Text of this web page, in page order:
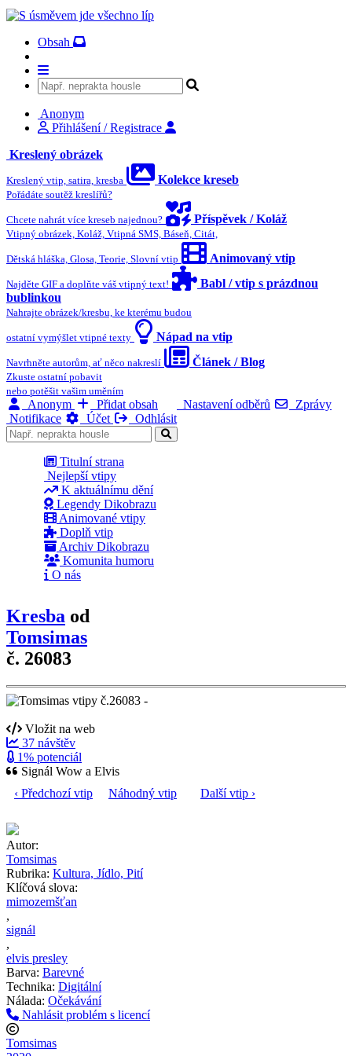
Obsah
Anonym
Přihlášení / Registrace
Kreslený obrázek
Kreslený vtip, satira, kresba Kolekce kreseb
Pořádáte soutěž kreslířů?
Chcete nahrát více kreseb najednou? Příspěvek / Koláž
Vtipný obrázek, Koláž, Vtipná SMS, Báseň, Citát,
Dětská hláška, Glosa, Teorie, Slovní vtip Animovaný vtip
Najděte GIF a doplňte váš vtipný text!
Babl / vtip s prázdnou
bublinkou
Nahrajte obrázek/kresbu, ke kterému budou
ostatní vymýšlet vtipné texty Nápad na vtip
Navrhněte autorům, ať něco nakreslí Článek / Blog
Zkuste ostatní pobavit
nebo potěšit vašim uměním
Anonym Přidat obsah Nastavení odběrů
Zprávy
Notifikace
Účet Odhlásit
Titulní strana
Nejlepší vtipy
K aktuálnímu dění
Legendy Dikobrazu
Animované vtipy
Doplň vtip
Archiv Dikobrazu
Komunita humoru
O nás
Kresba od
Tomsimas
č. 26083
Vložit na web
37 návštěv
1% potenciál
Signál Wow a Elvis
‹ Předchozí vtip
Náhodný vtip Další vtip ›
Autor:
Tomsimas
Rubrika: Kultura, Jídlo, Pití
Klíčová slova:
mimozemšťan
,
signál
,
elvis presley
Barva: Barevné
Technika: Digitální
Nálada: Očekávání
Nahlásit problém s licencí
Tomsimas